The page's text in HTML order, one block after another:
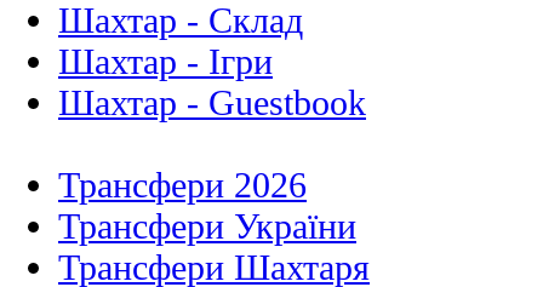
Шахтар - Склад
Шахтар - Ігри
Шахтар - Guestbook
Трансфери 2026
Трансфери України
Трансфери Шахтаря